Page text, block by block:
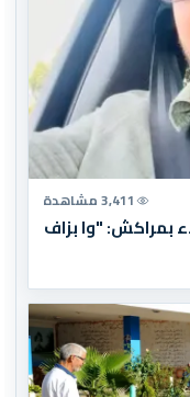
3,411 مشاهدة
بمراكش: "وا بزاف